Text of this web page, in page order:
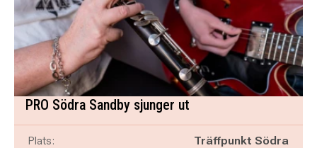
PRO Södra Sandby sjunger ut
Plats:
Träffpunkt Södra